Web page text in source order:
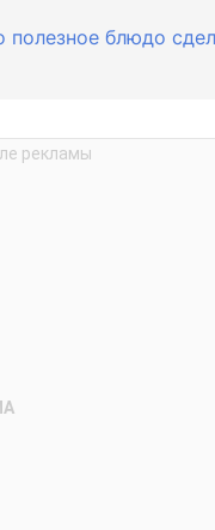
блюдо